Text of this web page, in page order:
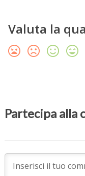
Valuta la
Partecipa alla